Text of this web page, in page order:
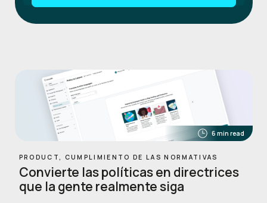
6 min read
PRODUCT, CUMPLIMIENTO DE LAS NORMATIVAS
Convierte las políticas en directrices
que la gente realmente siga